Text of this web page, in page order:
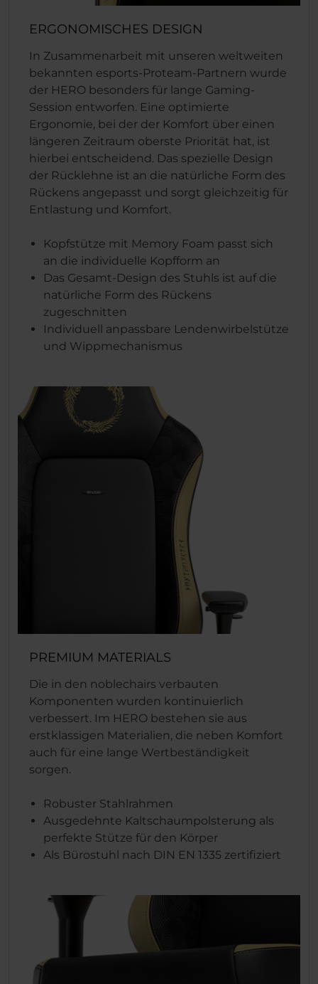
ERGONOMISCHES DESIGN
In Zusammenarbeit mit unseren weltweiten
bekannten esports-Proteam-Partnern wurde
der HERO besonders für lange Gaming-
Session entworfen. Eine optimierte
Ergonomie, bei der der Komfort über einen
längeren Zeitraum oberste Priorität hat, ist
hierbei entscheidend. Das spezielle Design
der Rücklehne ist an die natürliche Form des
Rückens angepasst und sorgt gleichzeitig für
Entlastung und Komfort.
Kopfstütze mit Memory Foam passt sich
an die individuelle Kopfform an
Das Gesamt-Design des Stuhls ist auf die
natürliche Form des Rückens
zugeschnitten
Individuell anpassbare Lendenwirbelstütze
und Wippmechanismus
PREMIUM MATERIALS
Die in den noblechairs verbauten
Komponenten wurden kontinuierlich
verbessert. Im HERO bestehen sie aus
erstklassigen Materialien, die neben Komfort
auch für eine lange Wertbeständigkeit
sorgen.
Robuster Stahlrahmen
Ausgedehnte Kaltschaumpolsterung als
perfekte Stütze für den Körper
Als Bürostuhl nach DIN EN 1335 zertifiziert